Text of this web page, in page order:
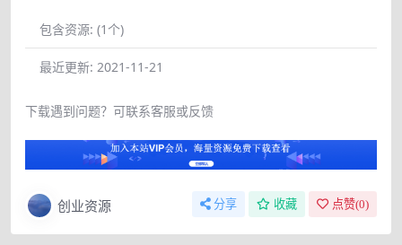
包含资源: (1个)
最近更新: 2021-11-21
下载遇到问题？可联系客服或反馈
创业资源 分享 收藏 点赞(0)